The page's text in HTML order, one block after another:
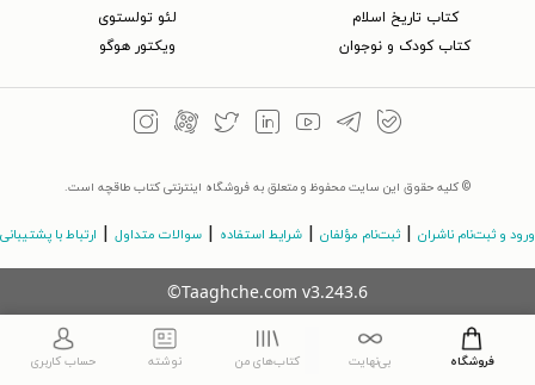
کتاب تاریخ اسلام
کتاب کودک و نوجوان
لئو تولستوی
ویکتور هوگو
© کلیه حقوق این سایت محفوظ و متعلق به فروشگاه اینترنتی کتاب طاقچه است.
ورود و ثبت‌نام ناشران ثبت‌نام مؤلفان شرایط استفاده سوالات متداول ارتباط با پشتیبانی
©Taaghche.com v3.243.6
فروشگاه بی‌نهایت کتاب‌های من نوشته حساب کاربری